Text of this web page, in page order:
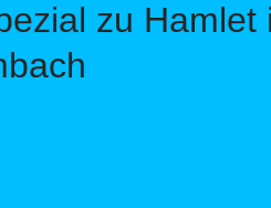
zu